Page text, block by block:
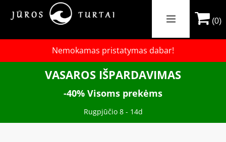
(0)
Nemokamas pristatymas dabar!
VASAROS IŠPARDAVIMAS
-40% Visoms prekėms
Rugpjūčio 8 - 14d